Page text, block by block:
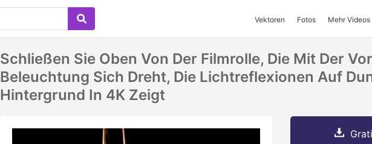
Vektoren Fotos Mehr Videos
Schließen Sie Oben Von Der Filmrolle, Die Mit Der
Beleuchtung Sich Dreht, Die Lichtreflexionen Auf
Hintergrund In 4K Zeigt